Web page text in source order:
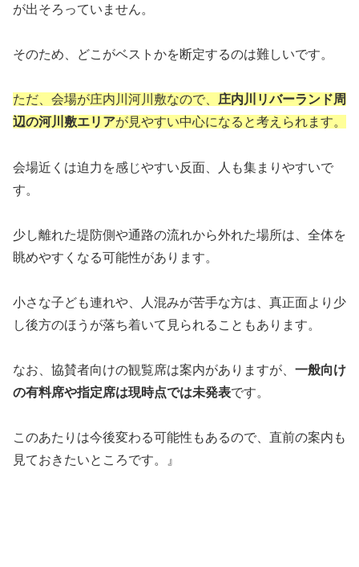
が出そろっていません。
そのため、どこがベストかを断定するのは難しいです。
ただ、会場が庄内川河川敷なので、 庄内川リバーランド周
辺の河川敷エリアが見やすい中心になると考えられます。
会場近くは迫力を感じやすい反面、人も集まりやすいで
す。
少し離れた堤防側や通路の流れから外れた場所は、全体を
眺めやすくなる可能性があります。
小さな子ども連れや、人混みが苦手な方は、真正面より少
し後方のほうが落ち着いて見られることもあります。
なお、協賛者向けの観覧席は案内がありますが、 一般向け
の有料席や指定席は現時点では未発表です。
このあたりは今後変わる可能性もあるので、直前の案内も
見ておきたいところです。』